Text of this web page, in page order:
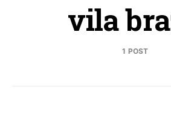
vila
1 POST